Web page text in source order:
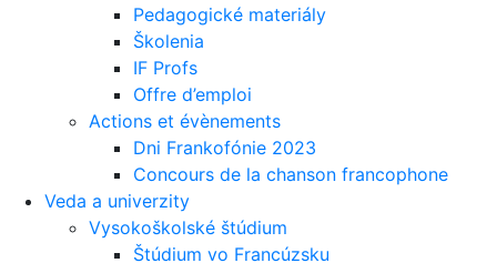
Pedagogické materiály
Školenia
IF Profs
Offre d’emploi
Actions et évènements
Dni Frankofónie 2023
Concours de la chanson francophone
Veda a univerzity
Vysokoškolské štúdium
Štúdium vo Francúzsku